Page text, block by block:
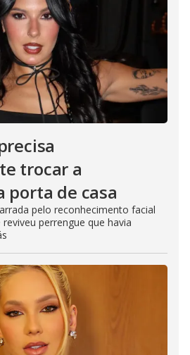
trocar a
porta de casa
pelo reconhecimento facial
perrengue que havia